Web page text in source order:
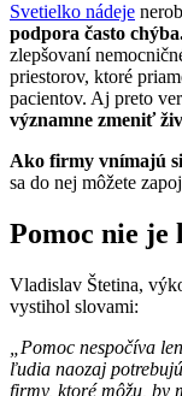
Svetielko nádeje
podpora často
zlepšovaní
priestorov, ktoré
pacientov. Aj preto
významne zmeniť
Ako firmy vnímajú
sa do nej môžete
Pomoc nie je
Vladislav Štetina,
vystihol slovami:
„Pomoc nespočíva
ľudia naozaj
firmy, ktoré môžu, by